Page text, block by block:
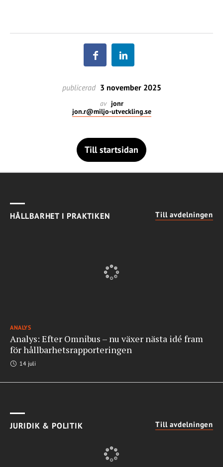
publicerad 3 november 2025
av jonr
jon.r@miljo-utveckling.se
Till startsidan
HÅLLBARHET I PRAKTIKEN Till avdelningen
ANALYS
Analys: Efter Omnibus – nu växer nästa idé fram
för hållbarhetsrapporteringen
14 juli
JURIDIK & POLITIK Till avdelningen